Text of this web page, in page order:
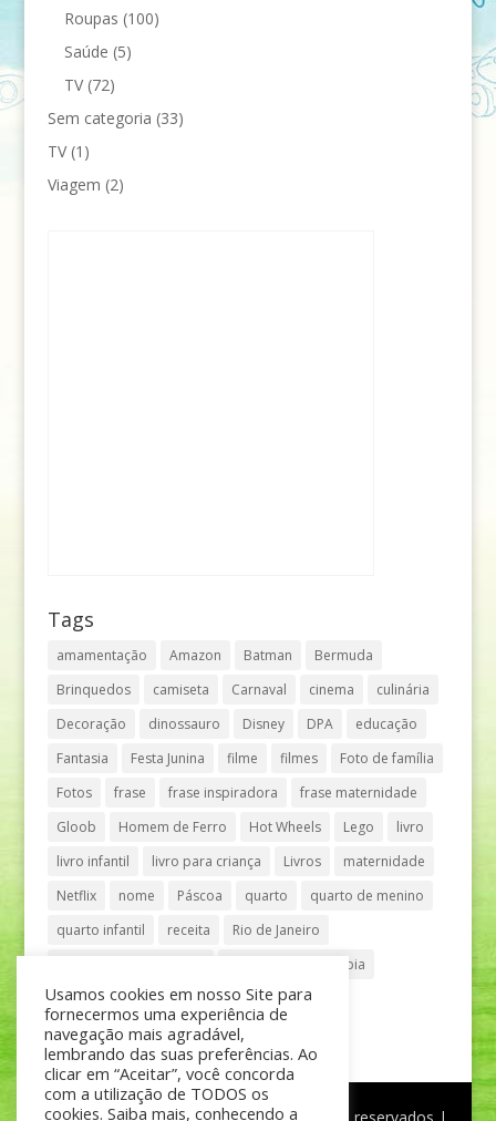
Roupas (100)
Saúde (5)
TV(72)
Sem categoria (33)
TV(1)
Viagem (2)
Tags
amamentação Amazon Batman
Bermuda
Brinquedos
camiseta Carnaval cinema
culinária
Decoração
dinossauro Disney DPA
educação
Fantasia
Festa Junina filme filmes
Foto de família
Fotos
frase frase inspiradora
frase maternidade
Gloob
Homem de Ferro Hot Wheels Lego
livro
livro infantil
livro para criança Livros
maternidade
Netflix
nome Páscoa quarto
quarto de menino
quarto infantil
receita
Rio de Janeiro
Shopping Vila Olímpia
São Paulo
teatro tênis
Usamos cookies em nosso Site para
fornecermos uma experiência de
navegação mais agradável,
lembrando das suas preferências. Ao
clicar em “Aceitar”, você concorda
com a utilização de TODOS os
cookies. Saiba mais, conhecendo a